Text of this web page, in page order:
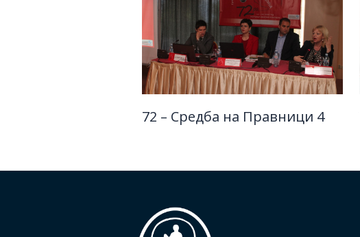
72 – Средба на Правници 4